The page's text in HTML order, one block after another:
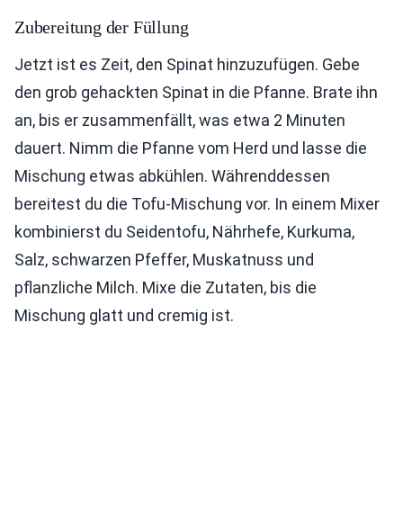
Zubereitung der Füllung
Jetzt ist es Zeit, den Spinat hinzuzufügen. Gebe
den grob gehackten Spinat in die Pfanne. Brate ihn
an, bis er zusammenfällt, was etwa 2 Minuten
dauert. Nimm die Pfanne vom Herd und lasse die
Mischung etwas abkühlen. Währenddessen
bereitest du die Tofu-Mischung vor. In einem Mixer
kombinierst du Seidentofu, Nährhefe, Kurkuma,
Salz, schwarzen Pfeffer, Muskatnuss und
pflanzliche Milch. Mixe die Zutaten, bis die
Mischung glatt und cremig ist.